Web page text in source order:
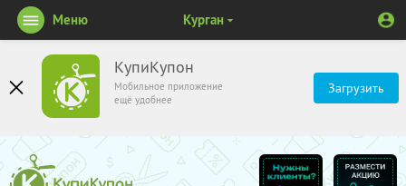
КупиКупон
Мобильное приложение
ещё удобнее
Загрузить
Меню Курган